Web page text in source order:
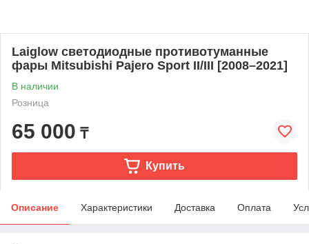
Laiglow светодиодные противотуманные
фары Mitsubishi Pajero Sport II/III [2008–2021]
В наличии
Розница
65 000 ₸
Купить
Описание Характеристики Доставка Оплата